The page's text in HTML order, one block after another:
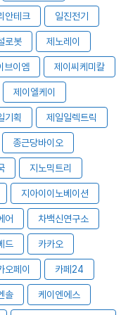
안테크 일진전기
로봇 제노레이
브이엠 제이씨케미칼
제이엘케이
기획 제일일렉트릭
종근당바이오
지노믹트리
지아이이노베이션
어 차백신연구소
드 카카오
오페이 카페24
솔 케이엔에스